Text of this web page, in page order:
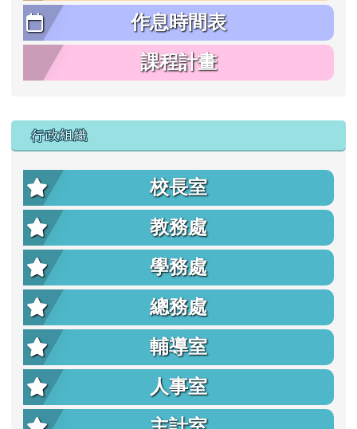
作息時間表
課程計畫
行政組織
校長室
教務處
學務處
總務處
輔導室
人事室